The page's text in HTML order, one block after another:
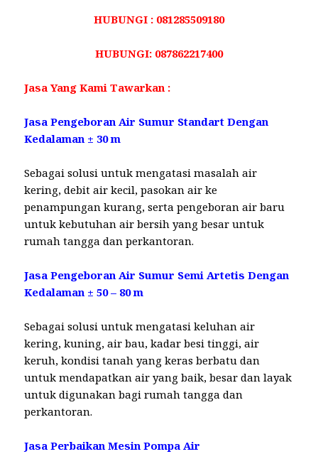
HUBUNGI : 081285509180
HUBUNGI: 087862217400
Jasa Yang Kami Tawarkan :
Jasa Pengeboran Air Sumur Standart Dengan
Kedalaman ± 30 m
Sebagai solusi untuk mengatasi masalah air
kering, debit air kecil, pasokan air ke
penampungan kurang, serta pengeboran air baru
untuk kebutuhan air bersih yang besar untuk
rumah tangga dan perkantoran.
Jasa Pengeboran Air Sumur Semi Artetis Dengan
Kedalaman ± 50 – 80 m
Sebagai solusi untuk mengatasi keluhan air
kering, kuning, air bau, kadar besi tinggi, air
keruh, kondisi tanah yang keras berbatu dan
untuk mendapatkan air yang baik, besar dan layak
untuk digunakan bagi rumah tangga dan
perkantoran.
Jasa Perbaikan Mesin Pompa Air